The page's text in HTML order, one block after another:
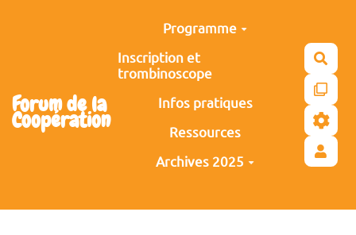
Forum de la
Coopération
Programme
Inscription et
trombinoscope
Infos pratiques
Ressources
Archives 2025